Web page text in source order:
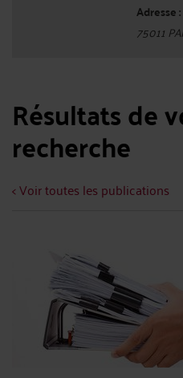
Adresse :
75011
Résultats de
recherche
< Voir toutes les publications